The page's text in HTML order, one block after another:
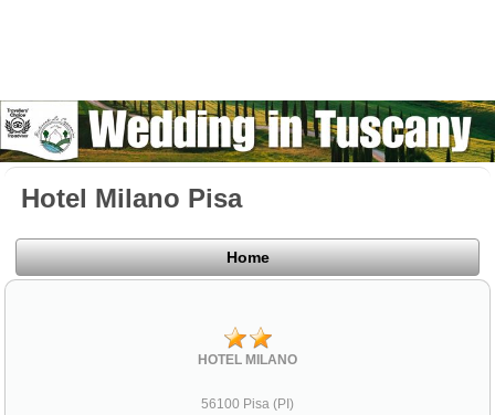
Hotel Milano Pisa
Home
HOTEL MILANO
56100 Pisa (PI)